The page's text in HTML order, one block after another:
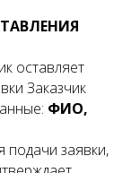
оставляет
Заказчик
ФИО,
подачи заявки,